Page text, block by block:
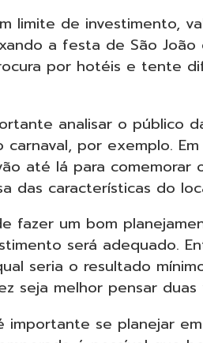
limite de investimento,
a festa de São
por hotéis e tente
analisar o público
carnaval, por exemplo.
até lá para comemorar
das características do
fazer um bom
será adequado.
seria o resultado
seja melhor pensar
importante se planejar